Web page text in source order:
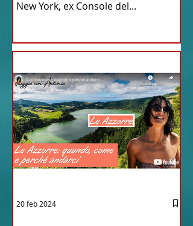
New York, ex Console del...
20 feb 2024